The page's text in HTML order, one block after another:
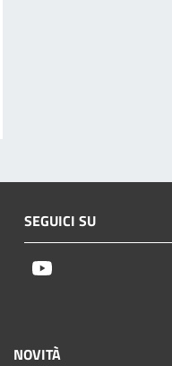
SEGUICI SU
NOVITÀ